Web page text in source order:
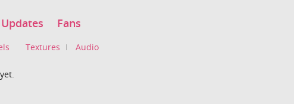
Updates Fans
Textures Audio